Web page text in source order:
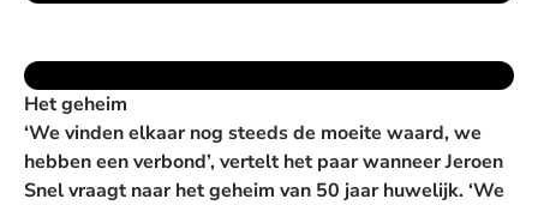
Het geheim
‘We vinden elkaar nog steeds de moeite waard, we
hebben een verbond’, vertelt het paar wanneer Jeroen
Snel vraagt naar het geheim van 50 jaar huwelijk. ‘We